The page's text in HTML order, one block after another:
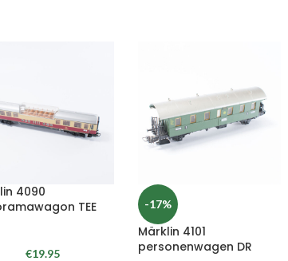
4090
TEE
€19.95
-17%
Märklin 4101
personenwagen DR